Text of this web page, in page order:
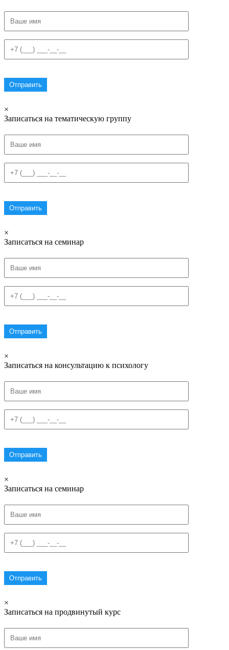
×
Записаться на тематическую группу
×
Записаться на семинар
×
Записаться на консультацию к психологу
×
Записаться на семинар
×
Записаться на продвинутый курс